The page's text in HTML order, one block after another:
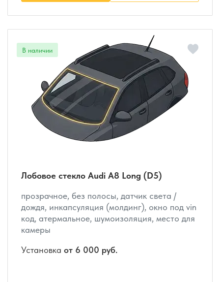
Лобовое стекло Audi A8 Long (D5)
прозрачное, без полосы, датчик света /
дождя, инкапсуляция (молдинг), окно под vin
код, атермальное, шумоизоляция, место для
камеры
Установка от 6 000 руб.